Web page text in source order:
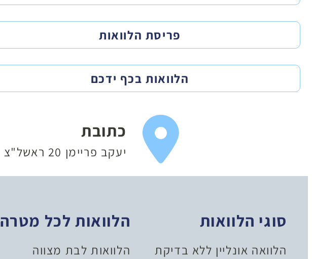
פריסת הלוואות
הלוואות בכף ידכם
כתובת
יעקב פריימן 20 ראשל"צ
סוגי הלוואות
הלוואה אונליין ללא בדיקת
הלוואות לכל מטרה
הלוואות לבת מצווה